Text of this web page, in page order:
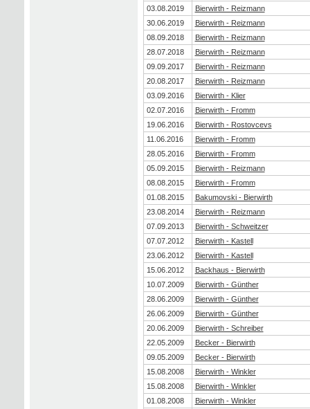
03.08.2019
Bierwirth - Reizmann
30.06.2019
Bierwirth - Reizmann
08.09.2018
Bierwirth - Reizmann
28.07.2018
Bierwirth - Reizmann
09.09.2017
Bierwirth - Reizmann
20.08.2017
Bierwirth - Reizmann
03.09.2016
Bierwirth - Klier
02.07.2016
Bierwirth - Fromm
19.06.2016
Bierwirth - Rostovcevs
11.06.2016
Bierwirth - Fromm
28.05.2016
Bierwirth - Fromm
05.09.2015
Bierwirth - Reizmann
08.08.2015
Bierwirth - Fromm
01.08.2015
Bakumovski - Bierwirth
23.08.2014
Bierwirth - Reizmann
07.09.2013
Bierwirth - Schweitzer
07.07.2012
Bierwirth - Kastell
23.06.2012
Bierwirth - Kastell
15.06.2012
Backhaus - Bierwirth
10.07.2009
Bierwirth - Günther
28.06.2009
Bierwirth - Günther
26.06.2009
Bierwirth - Günther
20.06.2009
Bierwirth - Schreiber
22.05.2009
Becker - Bierwirth
09.05.2009
Becker - Bierwirth
15.08.2008
Bierwirth - Winkler
15.08.2008
Bierwirth - Winkler
01.08.2008
Bierwirth - Winkler